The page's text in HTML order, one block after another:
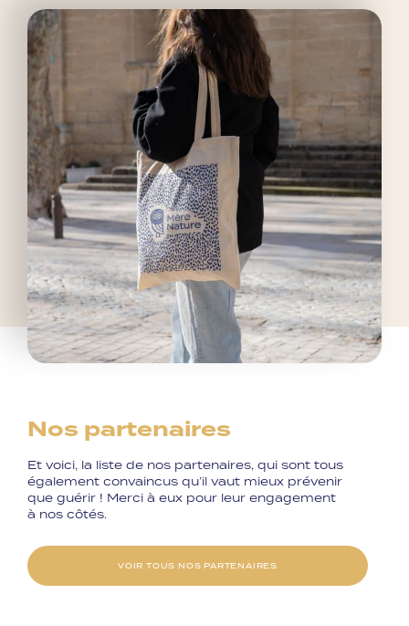
Nos partenaires
Et voici, la liste de nos partenaires, qui sont tous
également convaincus qu’il vaut mieux prévenir
que guérir ! Merci à eux pour leur engagement
à nos côtés.
VOIR TOUS NOS PARTENAIRES